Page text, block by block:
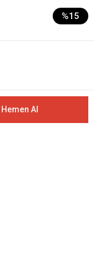
%15
Hemen Al